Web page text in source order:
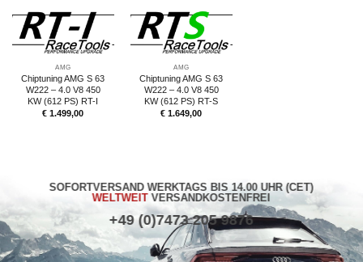
AMG
Chiptuning AMG S 63
W222 – 4.0 V8 450
KW (612 PS) RT-I
€ 1.499,00
AMG
Chiptuning AMG S 63
W222 – 4.0 V8 450
KW (612 PS) RT-S
€ 1.649,00
SOFORTVERSAND WERKTAGS BIS 14.00 UHR (CET)
WELTWEITVERSANDKOSTENFREI
+49 (0)7473 205 9876